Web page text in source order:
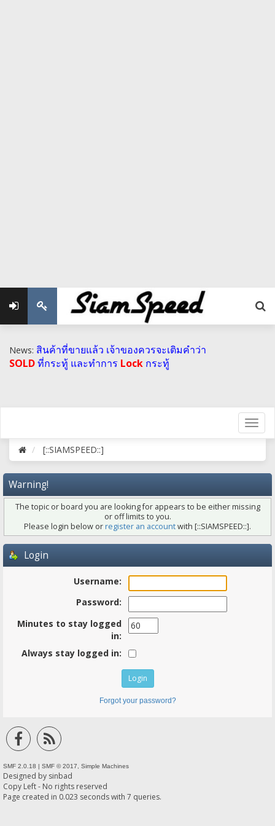
News: สินค้าที่ขายแล้ว เจ้าของควรจะเติมคำว่า
SOLDที่กระทู้ และทำการ Lock กระทู้
[::SIAMSPEED::]
Warning!
The topic or board you are looking for appears to be either missing
or off limits to you.
Please login below orregister an accountwith [::SIAMSPEED::].
Login
Username:
Password:
Minutes to stay logged
in:
Always stay logged in:
Forgot your password?
SMF 2.0.18 | SMF © 2017 Simple Machines
Designed by sinbad
Copy Left - No rights reserved
Page created in 0.023 seconds with 7 queries.